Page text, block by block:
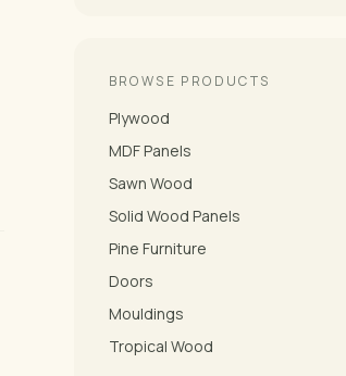
BROWSE PRODUCTS
Plywood
MDF Panels
Sawn Wood
Solid Wood Panels
Pine Furniture
Doors
Mouldings
Tropical Wood